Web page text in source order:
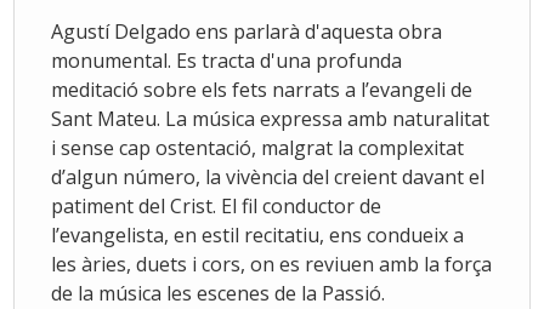
Agustí Delgado ens parlarà d'aquesta obra
monumental. Es tracta d'una profunda
meditació sobre els fets narrats a l’evangeli de
Sant Mateu. La música expressa amb naturalitat
i sense cap ostentació, malgrat la complexitat
d’algun número, la vivència del creient davant el
patiment del Crist. El fil conductor de
l’evangelista, en estil recitatiu, ens condueix a
les àries, duets i cors, on es reviuen amb la força
de la música les escenes de la Passió.